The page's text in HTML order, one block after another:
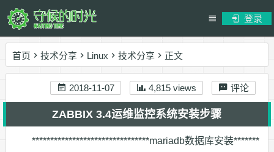
登录
首页 技术分享 Linux 技术分享 正文
2018-11-07 4,815 views 评论
ZABBIX 3.4运维监控系统安装步骤
********************************mariadb数据库安装*******